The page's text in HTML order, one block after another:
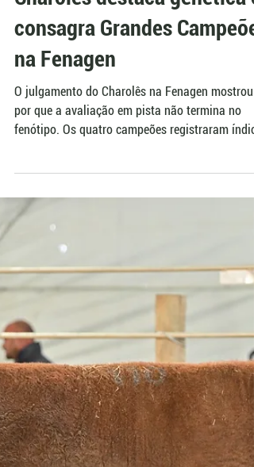
Artur Chagas
4 de jul.
Charolês destaca genética e
consagra Grandes
na Fenagen
O julgamento do Charolês na Fenagen mostrou
fenótipo. Os quatro campeões registraram
entre 84,94 e 91, enquanto a seleção também
considerou informações genéticas. Segundo a
jurada Luiza Ramos Ribeiro, o Promebo auxilia
esse trabalho tanto em rebanhos de pedigree
quanto comerciais.